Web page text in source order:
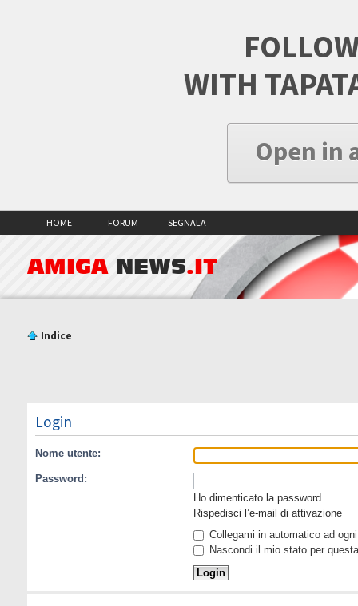
WITH
Open in
HOME FORUM SEGNALA
AMIGA NEWS.IT
Indice
Login
Nome utente:
Password:
Ho dimenticato la password
Rispedisci l’e-mail di attivazione
Collegami in automatico ad
Nascondi il mio stato per